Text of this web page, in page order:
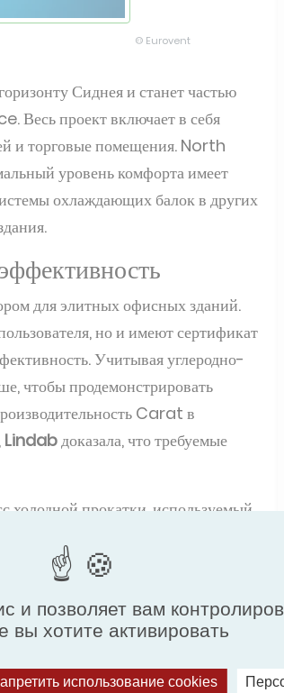
© Eurovent
Сиднея и станет частью
проект включает в себя
и торговые помещения. North
уровень комфорта имеет
охлаждающих балок в других
для элитных офисных зданий.
но и имеют сертификат
Учитывая углеродно-
чтобы продемонстрировать
Carat в
Lindabдоказала, что требуемые
прокатки, используемый
водопроводящие трубы
листами. Медная
теплопередачу. Этот
теплообменник, но и
обеспечивает мощность
и позволяет вам
вы хотите активировать
использование cookies